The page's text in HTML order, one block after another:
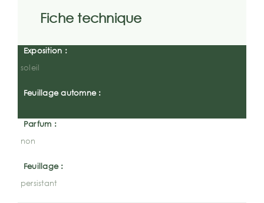
Fiche technique
Exposition :
soleil
Feuillage automne :
Parfum :
non
Feuillage :
persistant